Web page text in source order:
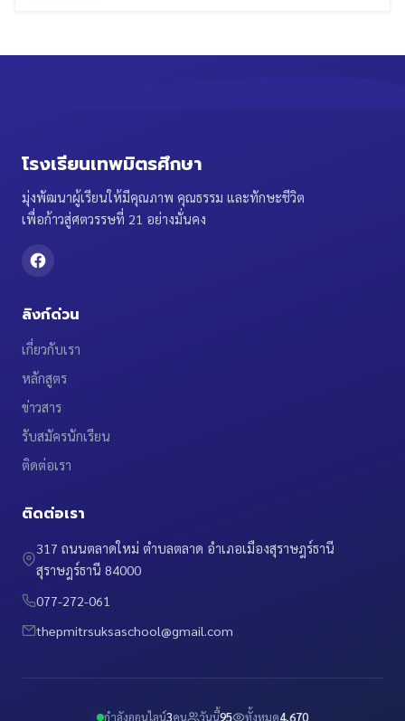
โรงเรียนเทพมิตรศึกษา
มุ่งพัฒนาผู้เรียนให้มีคุณภาพ คุณธรรม และทักษะชีวิต
เพื่อก้าวสู่ศตวรรษที่ 21 อย่างมั่นคง
ลิงก์ด่วน
เกี่ยวกับเรา
หลักสูตร
ข่าวสาร
รับสมัครนักเรียน
ติดต่อเรา
ติดต่อเรา
317 ถนนตลาดใหม่ ตำบลตลาด อำเภอเมืองสุราษฎร์ธานี
สุราษฎร์ธานี 84000
077-272-061
thepmitrsuksaschool@gmail.com
กำลังออนไลน์3คน วันนี้95 ทั้งหมด4,670